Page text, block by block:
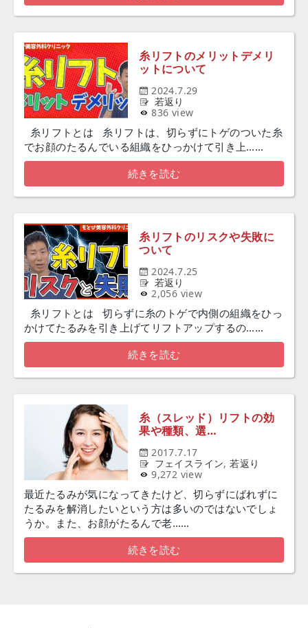
糸リフトのメリットデメリ
ットについて
2024.7.29
若返り
836 view
糸リフトとは 糸リフトは、切らずにトゲのついた糸
でお顔のたるんでいる組織をひっかけて引き上……
続きを読む
糸リフトのリスクや失敗に
ついて
2024.7.25
若返り
2,056 view
糸リフトとは 切らずに糸のトゲで内側の組織をひっ
かけてたるみを引き上げてリフトアップするの……
続きを読む
糸（スレッド）リフトの効
果や種類、選…
2017.7.17
フェイスライン,若返り
9,272 view
最近たるみが気になってきたけど、切らずにばれずに
たるみを解消したいという方は多いのではないでしょ
うか。また、お顔がたるんで老……
続きを読む